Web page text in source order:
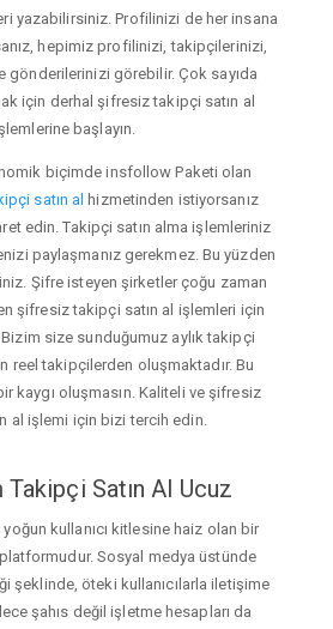
yazabilirsiniz. Profilinizi de her insana
hepimiz profilinizi, takipçilerinizi,
gönderilerinizi görebilir. Çok sayıda
için derhal şifresiz takipçi satın al
başlayın.
biçimde insfollow Paketi olan
satın al hizmetinden istiyorsanız
edin. Takipçi satın alma işlemleriniz
paylaşmanız gerekmez. Bu yüzden
Şifre isteyen şirketler çoğu zaman
şifresiz takipçi satın al işlemleri için
size sunduğumuz aylık takipçi
reel takipçilerden oluşmaktadır. Bu
kaygı oluşmasın. Kaliteli ve şifresiz
al işlemi için bizi tercih edin.
Takipçi Satın Al Ucuz
kullanıcı kitlesine haiz olan bir
Sosyal medya üstünde
şeklinde, öteki kullanıcılarla iletişime
şahıs değil işletme hesapları da